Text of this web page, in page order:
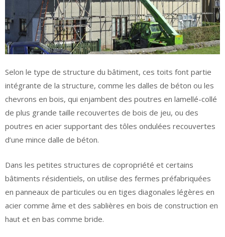
Selon le type de structure du bâtiment, ces toits font partie
intégrante de la structure, comme les dalles de béton ou les
chevrons en bois, qui enjambent des poutres en lamellé-collé
de plus grande taille recouvertes de bois de jeu, ou des
poutres en acier supportant des tôles ondulées recouvertes
d’une mince dalle de béton.
Dans les petites structures de copropriété et certains
bâtiments résidentiels, on utilise des fermes préfabriquées
en panneaux de particules ou en tiges diagonales légères en
acier comme âme et des sablières en bois de construction en
haut et en bas comme bride.